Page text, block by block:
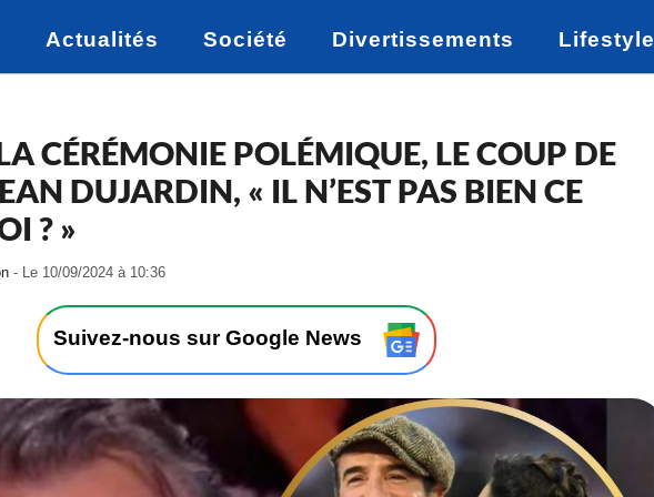
Actualités Société Divertissements Lifestyle
CÉRÉMONIE POLÉMIQUE, LE COUP DE
DUJARDIN, « IL N’EST PAS BIEN CE
? »
- Le 10/09/2024 à 10:36
1
/
0
9
0
Suivez-nous sur Google News